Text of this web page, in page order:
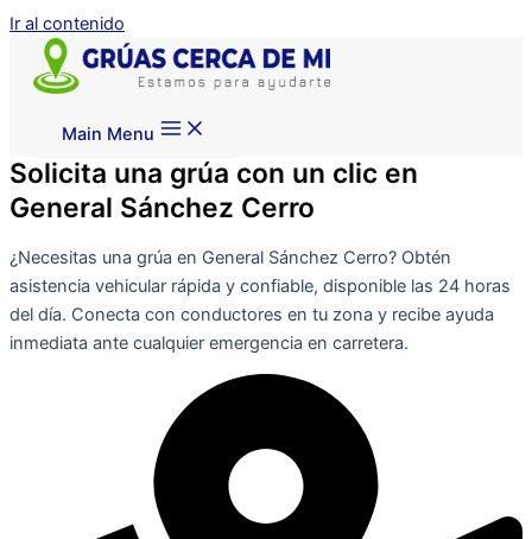
Ir al contenido
Main Menu
Solicita una grúa con un clic en
General Sánchez Cerro
¿Necesitas una grúa en General Sánchez Cerro? Obtén
asistencia vehicular rápida y confiable, disponible las 24 horas
del día. Conecta con conductores en tu zona y recibe ayuda
inmediata ante cualquier emergencia en carretera.